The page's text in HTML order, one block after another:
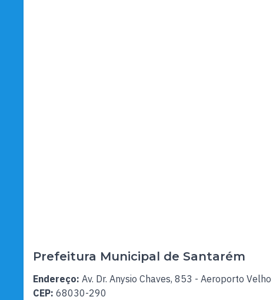
Prefeitura Municipal de Santarém
Endereço: Av. Dr. Anysio Chaves, 853 - Aeroporto Velho
CEP: 68030-290